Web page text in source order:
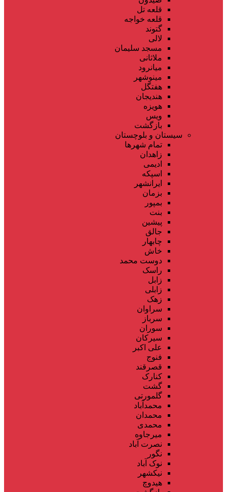
قلعه تل
قلعه خواجه
گتوند
لالی
مسجد سلیمان
ملاثانی
میانرود
مینوشهر
هفتگل
هندیجان
هویزه
ویس
بازگشت
سیستان و بلوچستان
تمام شهر‌ها
زاهدان
ادیمی
اسپکه
ایرانشهر
بزمان
بمپور
بنت
پیشین
جالق
چابهار
خاش
دوست محمد
راسک
زابل
زابلی
زهک
سراوان
سرباز
سوران
سیرکان
علی اکبر
فنوج
قصرقند
کنارک
گشت
گلمورتی
محمدآباد
محمدان
محمدی
میرجاوه
نصرت آباد
نگور
نوک آباد
نیکشهر
هیدوچ